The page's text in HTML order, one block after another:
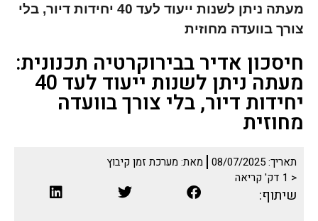
מעתה ניתן לשנות ייעוד לעד 40 יחידות דיור, בלי
צורך בוועדה מחוזית
חיסכון אדיר בבירוקרטיה תכנונית:
מעתה ניתן לשנות ייעוד לעד 40
יחידות דיור, בלי צורך בוועדה
מחוזית
תאריך:08/07/2025 מאת: מערכת זמן קיבוץ
< 1
דק' קריאה
שיתוף: